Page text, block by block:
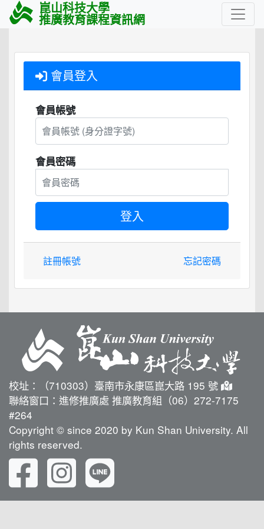
崑山科技大學
推廣教育課程資訊網
會員登入
會員帳號
會員密碼
註冊帳號 忘記密碼
校址：（710303）臺南市永康區崑大路 195 號
聯絡窗口：進修推廣處 推廣教育組（06）272-7175
#264
Copyright © since 2020 by Kun Shan University. All
rights reserved.